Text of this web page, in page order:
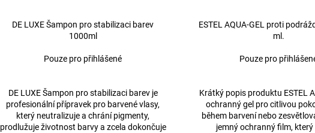
DE LUXE Šampon pro stabilizaci barev
1000ml
Pouze pro přihlášené
DE LUXE Šampon pro stabilizaci barev je
profesionální přípravek pro barvené vlasy,
který neutralizuje a chrání pigmenty,
prodlužuje životnost barvy a zcela dokončuje
ESTEL AQUA-GEL proti
ml.
Pouze pro
Krátký popis produktu ESTEL
ochranný gel pro citlivou
během barvení nebo
jemný ochranný film, který